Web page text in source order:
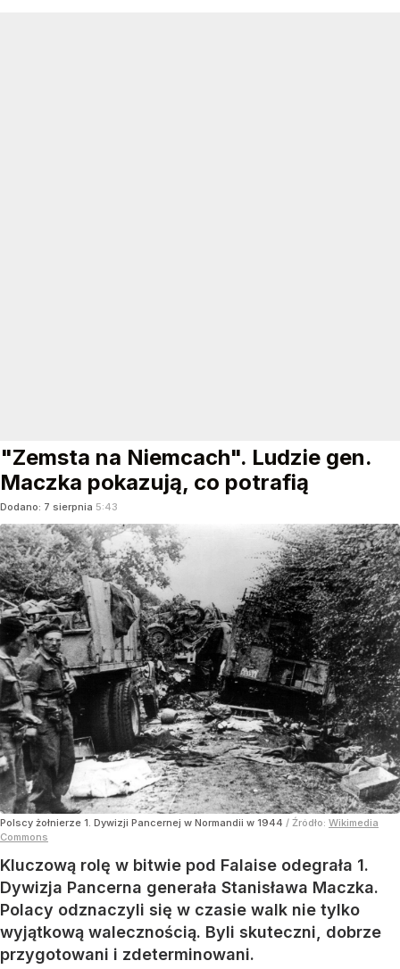
"Zemsta na Niemcach". Ludzie gen.
Maczka pokazują, co potrafią
Dodano: 7 sierpnia 5:43
Polscy żołnierze 1. Dywizji Pancernej w Normandii w 1944 / Źródło: Wikimedia
Commons
Kluczową rolę w bitwie pod Falaise odegrała 1.
Dywizja Pancerna generała Stanisława Maczka.
Polacy odznaczyli się w czasie walk nie tylko
wyjątkową walecznością. Byli skuteczni, dobrze
przygotowani i zdeterminowani.